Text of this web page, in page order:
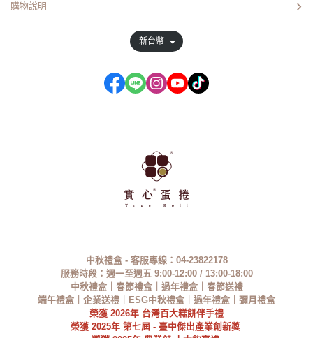
中秋禮盒 - 客服專線： 04-23822178
服務時段： 週一至週五 9:00-12:00 / 13:00-18:00
中秋禮盒｜春節禮盒｜過年禮盒｜春節送禮
端午禮盒｜企業送禮｜ESG中秋禮盒｜ 過年禮盒 ｜彌月禮盒
榮獲 2026年 台灣百大糕餅伴手禮
榮獲 2025年 第七屆 - 臺中傑出產業創新獎
購物說明
新台幣